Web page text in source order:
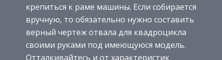
крепиться к раме машины. Если собирается
вручную, то обязательно нужно составить
верный чертеж отвала для квадроцикла
своими руками под имеющуюся модель.
Отталкивайтесь и от характеристик